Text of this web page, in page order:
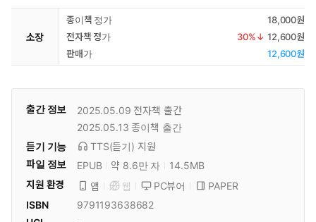
소장
종이책 정가
18,000원
전자책 정가
30%↓ 12,600원
판매가
12,600원
출간 정보 2025.05.09 전자책 출간
2025.05.13 종이책 출간
듣기 기능
TTS(듣기) 지원
파일 정보
EPUB 약 8.6만 자
14.5MB
지원 환경
앱 웹 PC뷰어
PAPER
ISBN
9791193638682